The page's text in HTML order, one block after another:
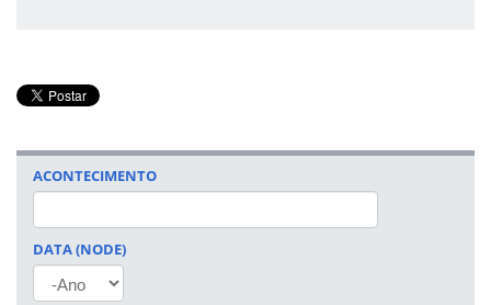
ACONTECIMENTO
DATA (NODE)